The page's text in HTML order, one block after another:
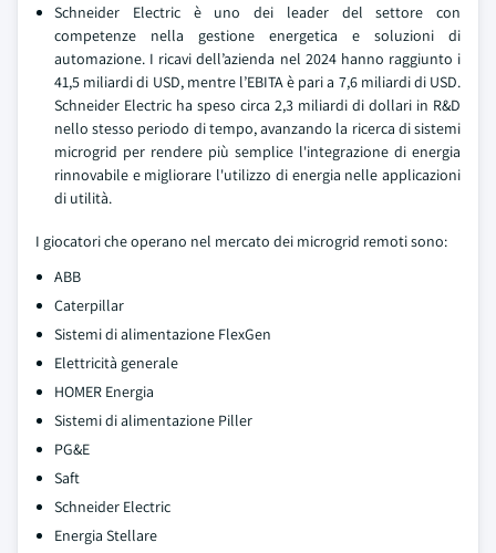
Schneider Electric è uno dei leader del settore con
competenze nella gestione energetica e soluzioni di
automazione. I ricavi dell’azienda nel 2024 hanno raggiunto i
41,5 miliardi di USD, mentre l’EBITA è pari a 7,6 miliardi di USD.
Schneider Electric ha speso circa 2,3 miliardi di dollari in R&D
nello stesso periodo di tempo, avanzando la ricerca di sistemi
microgrid per rendere più semplice l'integrazione di energia
rinnovabile e migliorare l'utilizzo di energia nelle applicazioni
di utilità.
I giocatori che operano nel mercato dei microgrid remoti sono:
ABB
Caterpillar
Sistemi di alimentazione FlexGen
Elettricità generale
HOMER Energia
Sistemi di alimentazione Piller
PG&E
Saft
Schneider Electric
Energia Stellare